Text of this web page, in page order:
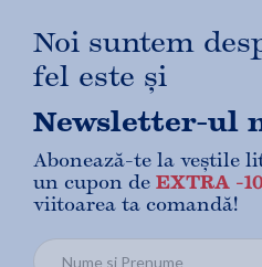
Noi suntem
fel este și
Newsletter-ul
Abonează-te la veștile
un cupon de EXTRA -
viitoarea ta comandă!